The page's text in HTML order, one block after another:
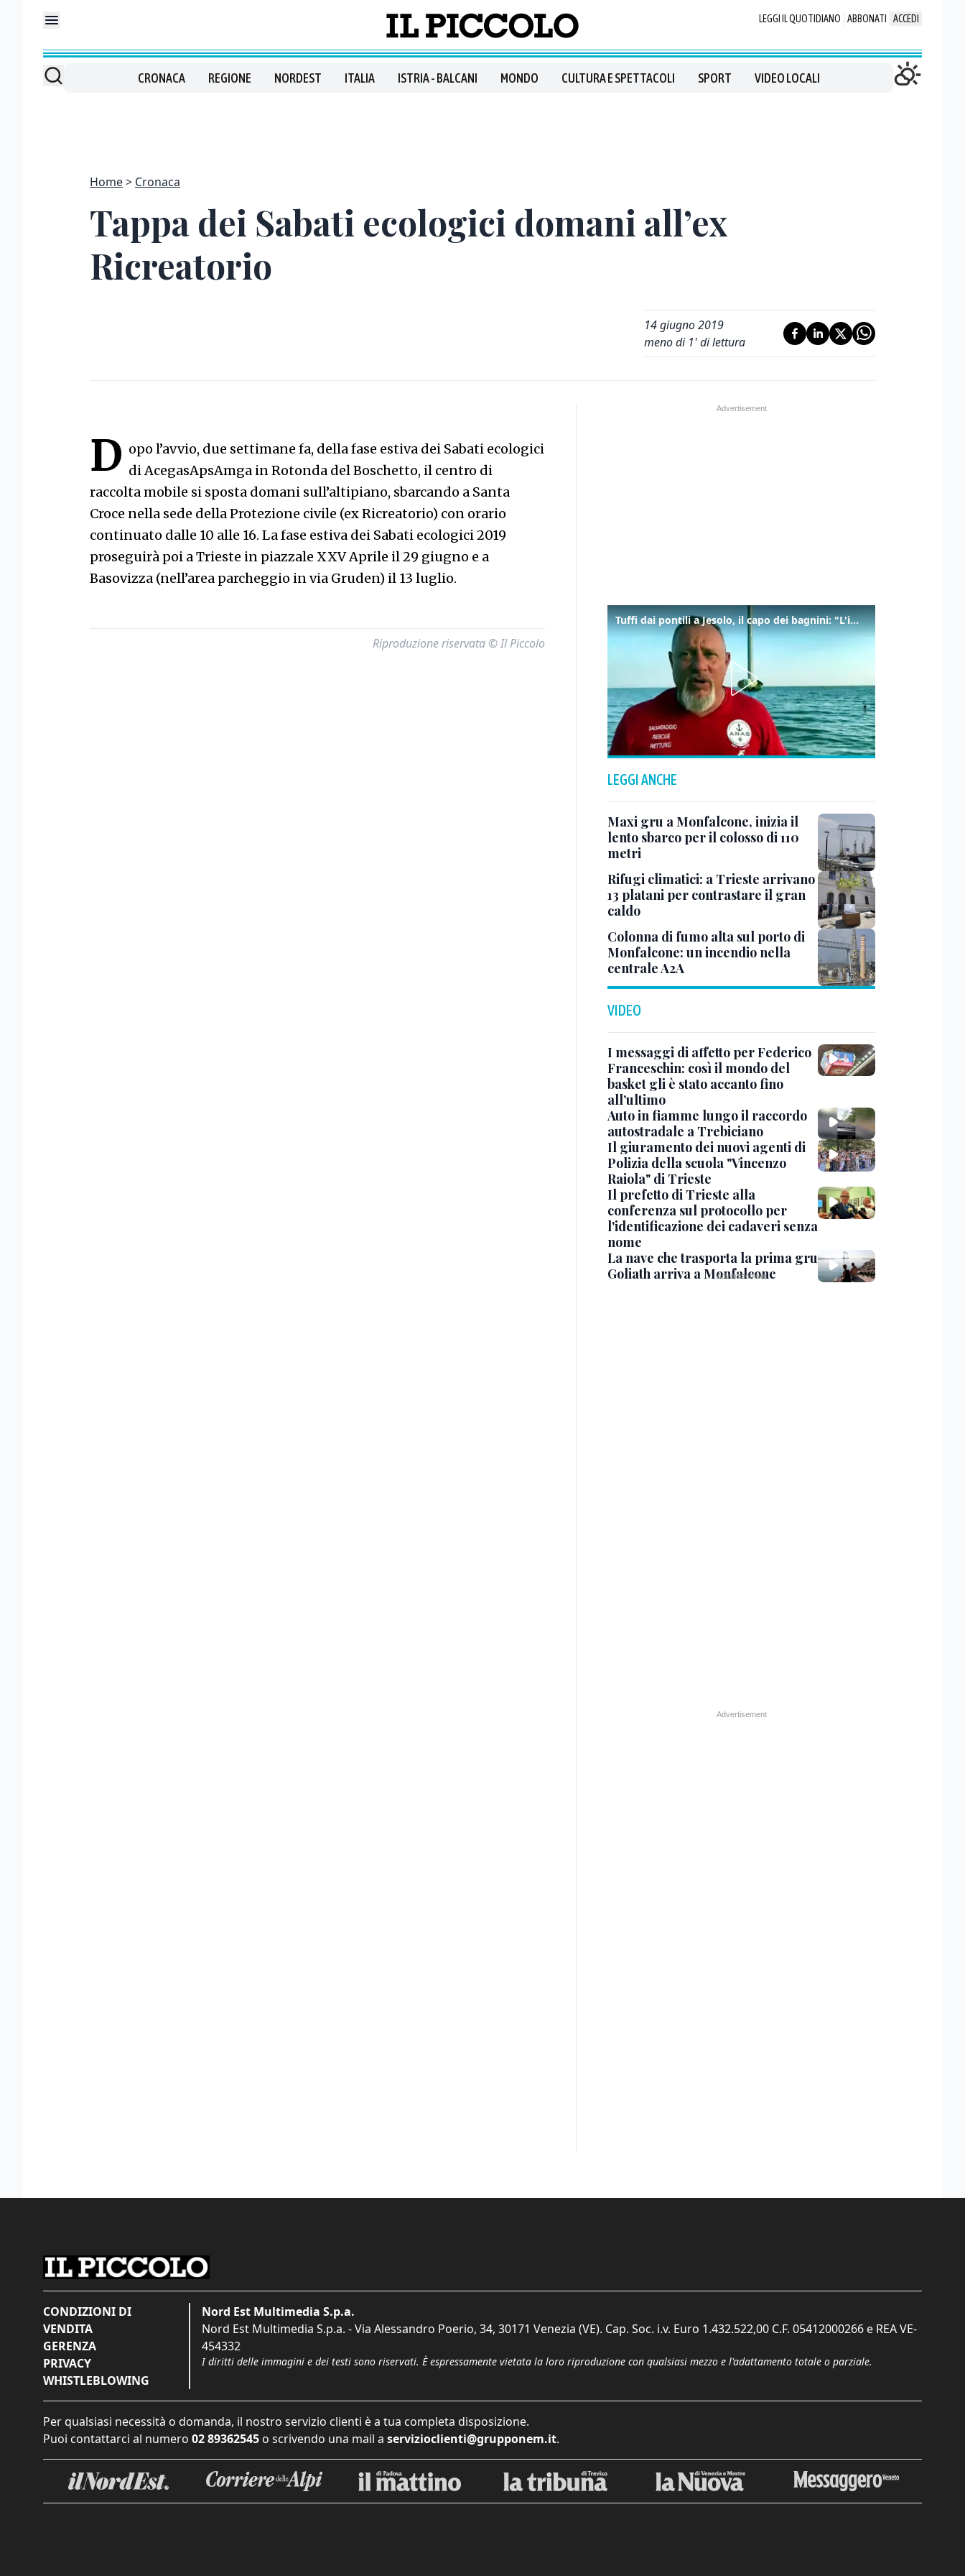
LEGGI IL QUOTIDIANO ABBONATI ACCEDI
CRONACA REGIONE NORDEST ITALIA ISTRIA - BALCANI MONDO CULTURA E SPETTACOLI SPORT VIDEO LOCALI
Home Cronaca
Tappa dei Sabati ecologici domani all’ex
Ricreatorio
14 giugno 2019
meno di 1' di lettura
D opo l’avvio, due settimane fa, della fase estiva dei Sabati ecologici
di AcegasApsAmga in Rotonda del Boschetto, il centro di
raccolta mobile si sposta domani sull’altipiano, sbarcando a Santa
Croce nella sede della Protezione civile (ex Ricreatorio) con orario
continuato dalle 10 alle 16. La fase estiva dei Sabati ecologici 2019
proseguirà poi a Trieste in piazzale XXV Aprile il 29 giugno e a
Basovizza (nell’area parcheggio in via Gruden) il 13 luglio.
Riproduzione riservata © Il Piccolo
Tuffi dai pontili a Jesolo, il capo dei bagnini: "L'impegno di tutti per evitare altre tragedie"
LEGGI ANCHE
Maxi gru a Monfalcone, inizia il
lento sbarco per il colosso di 110
metri
Rifugi climatici: a Trieste arrivano
13 platani per contrastare il gran
caldo
Colonna di fumo alta sul porto di
Monfalcone: un incendio nella
centrale A2A
VIDEO
I messaggi di affetto per Federico
Franceschin: così il mondo del
basket gli è stato accanto fino
all’ultimo
Auto in fiamme lungo il raccordo
autostradale a Trebiciano
Il giuramento dei nuovi agenti di
Polizia della scuola "Vincenzo
Raiola" di Trieste
Il prefetto di Trieste alla
conferenza sul protocollo per
l'identificazione dei cadaveri senza
nome
La nave che trasporta la prima gru
Goliath arriva a Monfalcone
CONDIZIONI DI
VENDITA
GERENZA
PRIVACY
WHISTLEBLOWING
Nord Est Multimedia S.p.a.
Nord Est Multimedia S.p.a. - Via Alessandro Poerio, 34, 30171 Venezia (VE). Cap. Soc. i.v. Euro 1.432.522,00 C.F. 05412000266 e REA VE-
454332
I diritti delle immagini e dei testi sono riservati. È espressamente vietata la loro riproduzione con qualsiasi mezzo e l'adattamento totale o parziale.
Per qualsiasi necessità o domanda, il nostro servizio clienti è a tua completa disposizione.
Puoi contattarci al numero 02 89362545 o scrivendo una mail a servizioclienti@grupponem.it.